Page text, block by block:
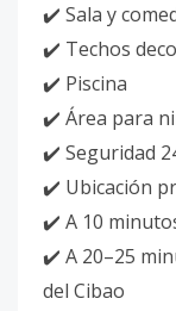
✔️ Sala y
✔️ Techos
✔️ Piscina
✔️ Área para
✔️ Seguridad
✔️ Ubicación
✔️ A 10
✔️ A 20–25
del Cibao